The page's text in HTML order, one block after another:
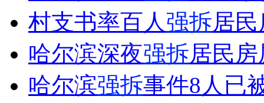
女孩北京地铁殴打老人 痛下狠手拳打脚踢
无痛分娩是否安全 医生回应
外交部：反对强权政治霸凌主义
村支书率百人强拆居
哈尔滨深夜强拆居民
哈尔滨强拆事件8人已